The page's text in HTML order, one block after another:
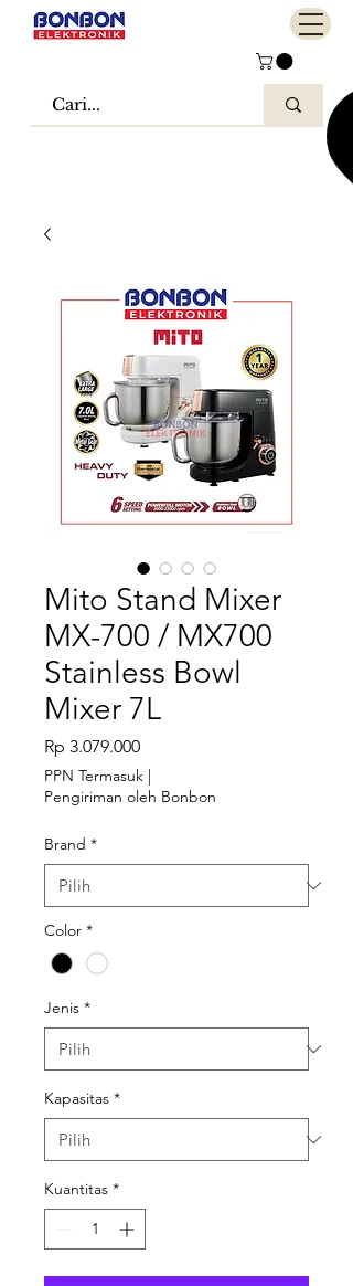
Mito Stand Mixer
MX-700 / MX700
Stainless Bowl
Mixer 7L
Rp 3.079.000Harga
PPN Termasuk |
Pengiriman oleh Bonbon
Brand *
Color *
Jenis *
Kapasitas *
Kuantitas *